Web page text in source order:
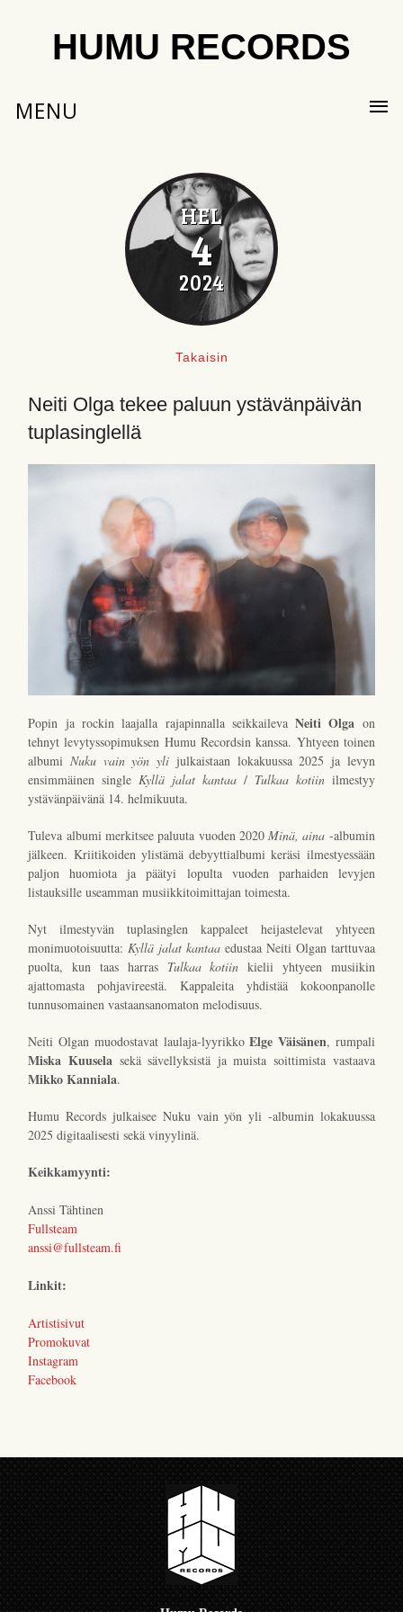
HUMU RECORDS
MENU
HEL
4
2024
Takaisin
Neiti Olga tekee paluun ystävänpäivän
tuplasinglellä
Popin ja rockin laajalla rajapinnalla seikkailevaNeiti Olga on
tehnyt levytyssopimuksen Humu Recordsin kanssa. Yhtyeen toinen
albumi Nuku vain yön yli julkaistaan lokakuussa 2025 ja levyn
ensimmäinen singleKyllä jalat kantaa / Tulkaa kotiinilmestyy
ystävänpäivänä 14. helmikuuta.
Tuleva albumi merkitsee paluuta vuoden 2020Minä, aina -albumin
jälkeen. Kriitikoiden ylistämä debyyttialbumi keräsi ilmestyessään
paljon huomiota ja päätyi lopulta vuoden parhaiden levyjen
listauksille useamman musiikkitoimittajan toimesta.
Nyt ilmestyvän tuplasinglen kappaleet heijastelevat yhtyeen
monimuotoisuutta:Kyllä jalat kantaa edustaa Neiti Olgan tarttuvaa
puolta, kun taas harras Tulkaa kotiin kielii yhtyeen musiikin
ajattomasta pohjavireestä. Kappaleita yhdistää kokoonpanolle
tunnusomainen vastaansanomaton melodisuus.
Neiti Olgan muodostavat laulaja-lyyrikkoElge Väisänen, rumpali
Miska Kuuselasekä sävellyksistä ja muista soittimista vastaava
Mikko Kanniala.
Humu Records julkaisee Nuku vain yön yli -albumin lokakuussa
2025 digitaalisesti sekä vinyylinä.
Keikkamyynti:
Anssi Tähtinen
Fullsteam
anssi@fullsteam.fi
Linkit:
Artistisivut
Promokuvat
Instagram
Facebook